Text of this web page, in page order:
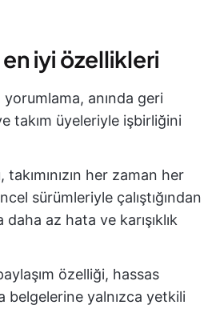
iyi özellikleri
yorumlama, anında geri
takım üyeleriyle işbirliğini
her zaman her
sürümleriyle çalıştığından
az hata ve karışıklık
özelliği, hassas
belgelerine yalnızca yetkili